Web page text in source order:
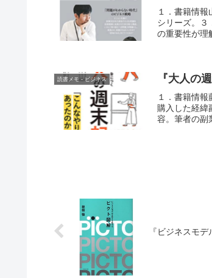
１．書籍情
シリーズ。３
の重要性が理
読書メモ - ビジネス 『大人の
１．書籍情
購入した経緯
容。筆者の副
『ビジネスモ